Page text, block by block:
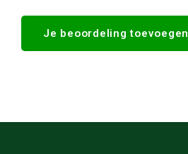
Je beoordeling toevoegen